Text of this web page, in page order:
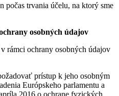
počas trvania účelu, na ktorý sme
osobných údajov
rámci ochrany osobných údajov
prístup k jeho osobným
Európskeho parlamentu a
2016 o ochrane fyzických